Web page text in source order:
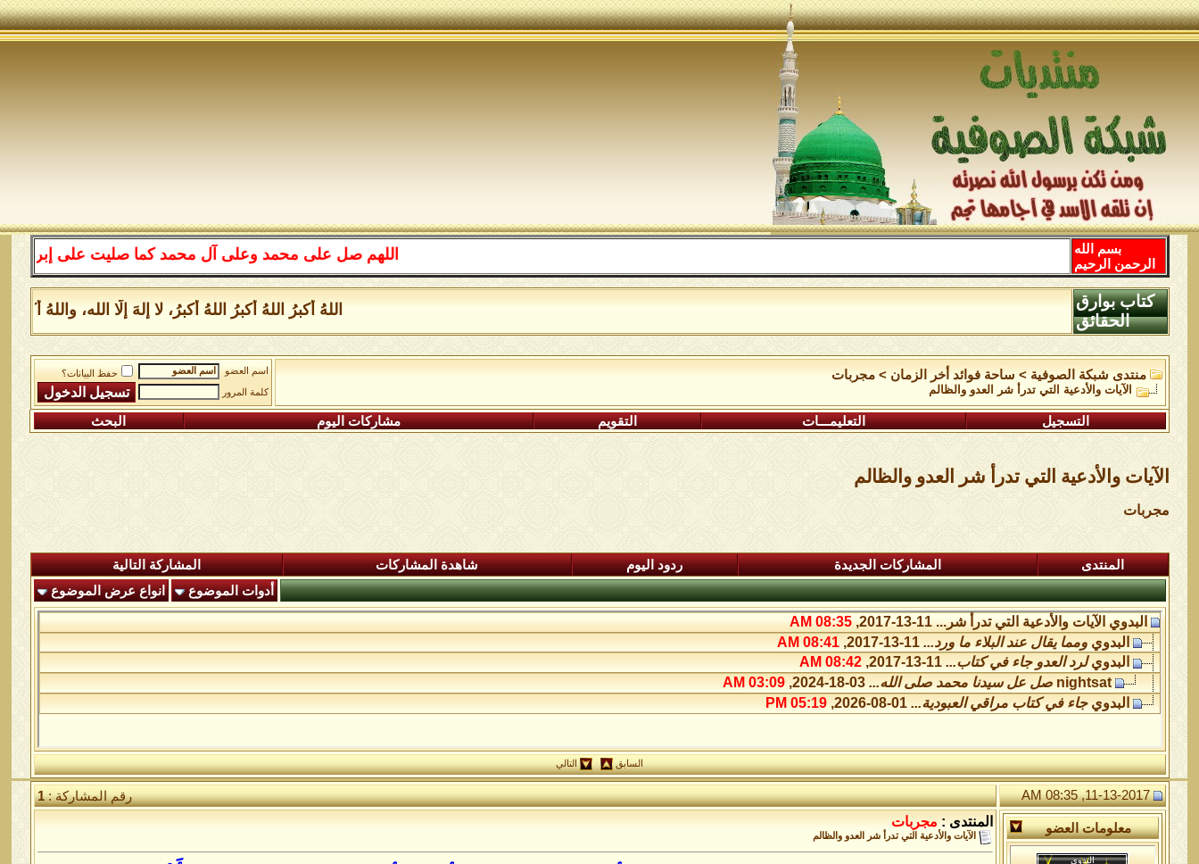
اللهم صل على محمد وعلى آل محمد كما صليت على إبراهيم وعلى
بسم الله
الرحمن الرحيم
اللهُ أكبرُ اللهُ أكبرُ اللهُ أكبرُ، لا إلهَ إلَّا الله، واللهُ
كتاب بوارق
الحقائق
منتدى شبكة الصوفية > ساحة فوائد أخر الزمان >مجربات
الآيات والأدعية التي تدرأ شر العدو والظالم
اسم العضو
حفظ البيانات؟
كلمة المرور
التسجيل التعليمـــات التقويم مشاركات اليوم البحث
الآيات والأدعية التي تدرأ شر العدو والظالم
مجربات
المنتدى المشاركات الجديدة ردود اليوم شاهدة المشاركات
المشاركة التالية
أدوات الموضوع
انواع عرض الموضوع
البدوي الآيات والأدعية التي تدرأ شر...11-13-2017,
08:35 AM
البدوي ومما يقال عند البلاء ما ورد... 11-13-2017,
08:41 AM
البدوي لرد العدو جاء في كتاب... 11-13-2017,
08:42 AM
nightsat صل عل سيدنا محمد صلى الله... 03-18-2024,
03:09 AM
البدوي جاء في كتاب مراقي العبودية... 01-08-2026,
05:19 PM
السابق التالي
11-13-2017, 08:35 AM رقم المشاركة :1
معلومات العضو المنتدى : مجربات
الآيات والأدعية التي تدرأ شر العدو والظالم